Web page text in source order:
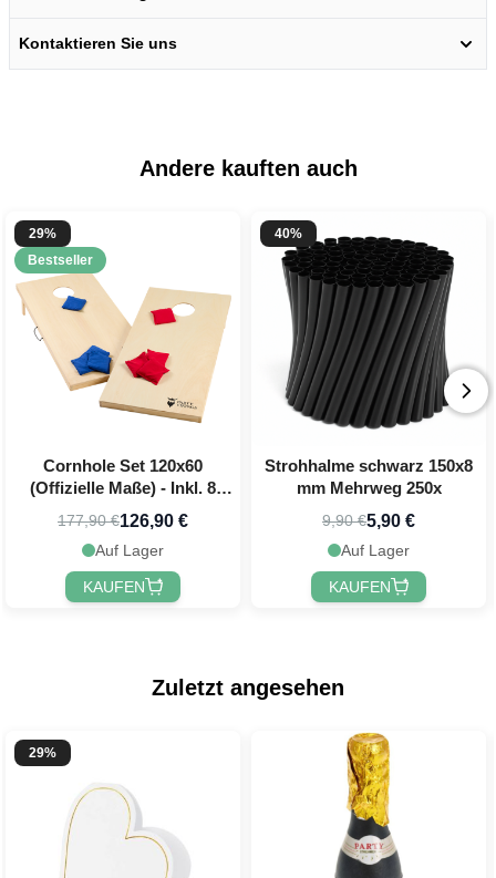
Kontaktieren Sie uns
Andere kauften auch
29%
Bestseller
Cornhole Set 120x60
(Offizielle Maße) - Inkl. 8
Wurfbeutel PartyVikings
177,90 €126,90 €
Auf Lager
KAUFEN
40%
Strohhalme schwarz 150x8
mm Mehrweg 250x
9,90 €5,90 €
Auf Lager
KAUFEN
Zuletzt angesehen
29%